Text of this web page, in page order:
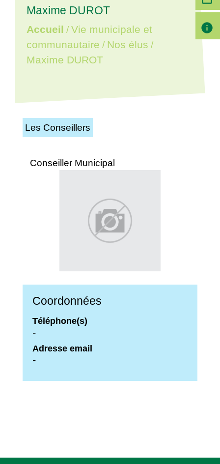
Maxime DUROT
Accueil / Vie municipale et
communautaire / Nos élus /
Maxime DUROT
Les Conseillers
Conseiller Municipal
Coordonnées
Téléphone(s)
-
Adresse email
-
info